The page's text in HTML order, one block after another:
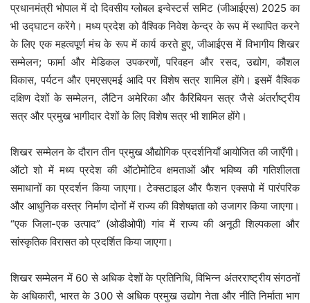
प्रधानमंत्री भोपाल में दो दिवसीय ग्लोबल इन्वेस्टर्स समिट (जीआईएस) 2025 का
भी उद्घाटन करेंगे। मध्य प्रदेश को वैश्विक निवेश केन्‍द्र के रूप में स्थापित करने
के लिए एक महत्वपूर्ण मंच के रूप में कार्य करते हुए, जीआईएस में विभागीय शिखर
सम्मेलन; फार्मा और मेडिकल उपकरणों, परिवहन और रसद, उद्योग, कौशल
विकास, पर्यटन और एमएसएमई आदि पर विशेष सत्र शामिल होंगे। इसमें वैश्विक
दक्षिण देशों के सम्मेलन, लैटिन अमेरिका और कैरिबियन सत्र जैसे अंतर्राष्ट्रीय
सत्र और प्रमुख भागीदार देशों के लिए विशेष सत्र भी शामिल होंगे।
शिखर सम्मेलन के दौरान तीन प्रमुख औद्योगिक प्रदर्शनियाँ आयोजित की जाएँगी।
ऑटो शो में मध्य प्रदेश की ऑटोमोटिव क्षमताओं और भविष्य की गतिशीलता
समाधानों का प्रदर्शन किया जाएगा। टेक्सटाइल और फैशन एक्सपो में पारंपरिक
और आधुनिक वस्त्र निर्माण दोनों में राज्य की विशेषज्ञता को उजागर किया जाएगा।
“एक जिला-एक उत्पाद” (ओडीओपी) गांव में राज्य की अनूठी शिल्पकला और
सांस्कृतिक विरासत को प्रदर्शित किया जाएगा।
शिखर सम्मेलन में 60 से अधिक देशों के प्रतिनिधि, विभिन्न अंतरराष्ट्रीय संगठनों
के अधिकारी, भारत के 300 से अधिक प्रमुख उद्योग नेता और नीति निर्माता भाग